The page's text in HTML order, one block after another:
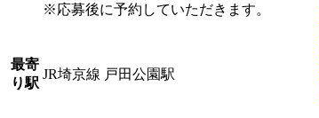
※応募後に予約していただきます。
最寄
り駅
JR埼京線 戸田公園駅